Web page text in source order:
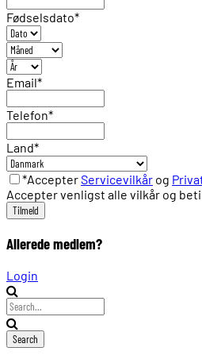
Fødselsdato*
Email*
Telefon*
Land*
*AccepterServicevilkår og
Accepter venligst alle vilkår og
Allerede medlem?
Login